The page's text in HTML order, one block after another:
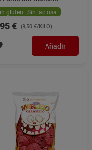
100 g
gluten | Sin lactosa
€ (9,50 €/KILO)
Añadir